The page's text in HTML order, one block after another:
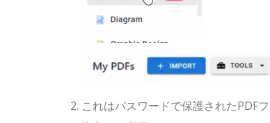
これはパスワードで保護されたPDF